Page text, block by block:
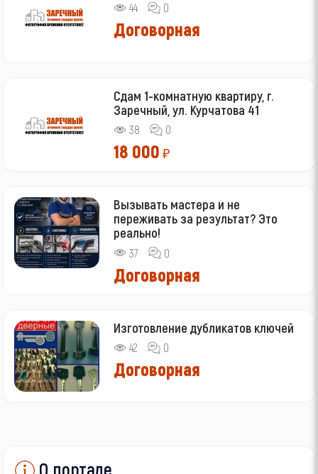
44 0
Договорная
Сдам 1-комнатную квартиру, г.
Заречный, ул. Курчатова 41
38 0
18 000 ₽
Вызывать мастера и не
переживать за результат? Это
реально!
37 0
Договорная
Изготовление дубликатов ключей
42 0
Договорная
О портале